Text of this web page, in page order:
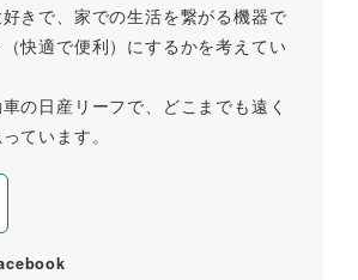
きで、家での生活を繋がる機器で
快適で便利）にするかを考えてい
の日産リーフで、どこまでも遠く
ています。